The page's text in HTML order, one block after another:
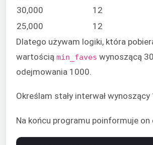
30,000
12
25,000
12
Dlatego używam logiki, która
wartością min_faves wynoszącą
odejmowania 1000.
Określam stały interwał
Na końcu programu poinformuje on